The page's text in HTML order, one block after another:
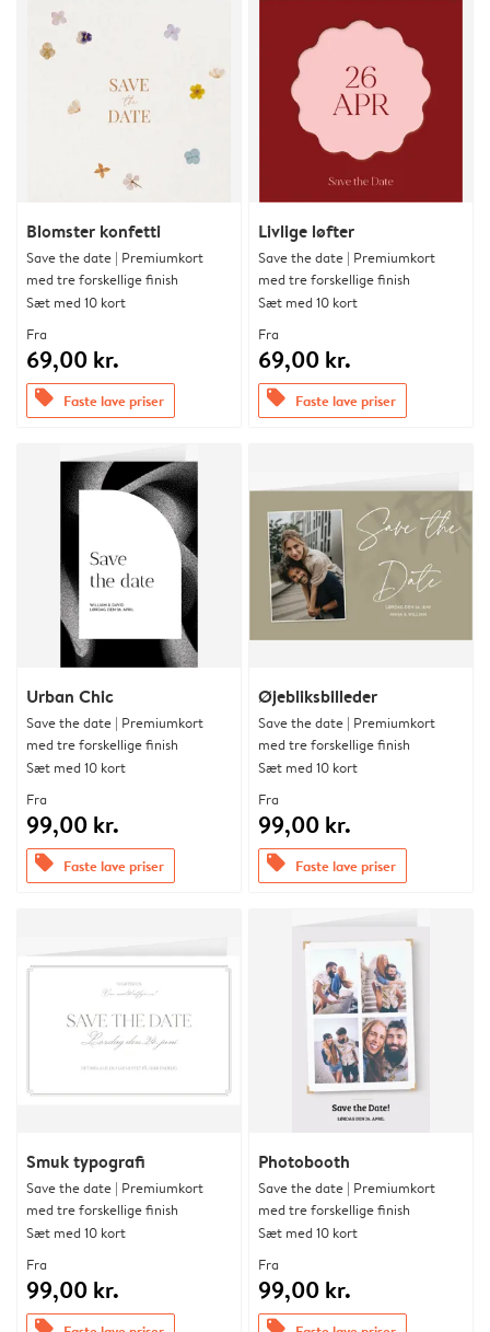
Blomster konfetti
Save the date | Premiumkort
med tre forskellige finish
Sæt med 10 kort
Fra
69,00 kr.
offers Faste lave priser
Livlige løfter
Save the date | Premiumkort
med tre forskellige finish
Sæt med 10 kort
Fra
69,00 kr.
offers Faste lave priser
Urban Chic
Save the date | Premiumkort
med tre forskellige finish
Sæt med 10 kort
Fra
99,00 kr.
offers Faste lave priser
Øjebliksbilleder
Save the date | Premiumkort
med tre forskellige finish
Sæt med 10 kort
Fra
99,00 kr.
offers Faste lave priser
Smuk typografi
Save the date | Premiumkort
med tre forskellige finish
Sæt med 10 kort
Fra
99,00 kr.
offers
Photobooth
Save the date | Premiumkort
med tre forskellige finish
Sæt med 10 kort
Fra
99,00 kr.
offers